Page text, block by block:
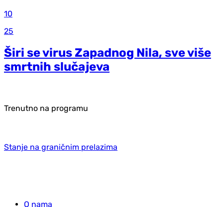
10
25
Širi se virus Zapadnog Nila, sve više
smrtnih slučajeva
Trenutno na programu
Stanje na graničnim prelazima
O nama